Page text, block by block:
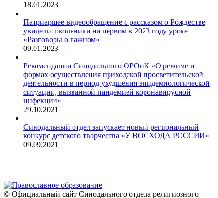
18.01.2023
Патриаршее видеообращение с рассказом о Рождестве
увидели школьники на первом в 2023 году уроке
«Разговоры о важном»
09.01.2023
Рекомендации Синодального ОРОиК «О режиме и
формах осуществления приходской просветительской
деятельности в период ухудшения эпидемиологической
ситуации, вызванной пандемией коронавирусной
инфекции»
29.10.2021
Синодальный отдел запускает новый региональный
конкурс детского творчества «У ВОСХОДА РОССИИ»
09.09.2021
© Официальный сайт Синодального отдела религиозного